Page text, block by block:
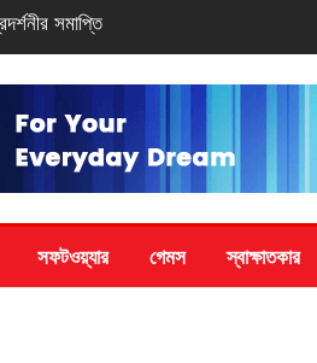
সফটওয়্যার গেমস স্বাক্ষাতকার